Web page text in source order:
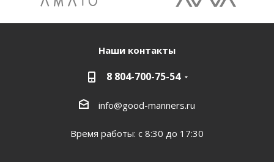
Наши контакты
8 804-700-75-54
info@good-manners.ru
Время работы: с 8:30 до 17:30